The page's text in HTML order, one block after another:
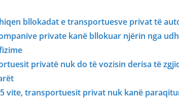
bllokadat e transportuesve privat të
private kanë bllokuar njërin nga
privatë nuk do të vozisin derisa të
vite, transportuesit privat nuk kanë